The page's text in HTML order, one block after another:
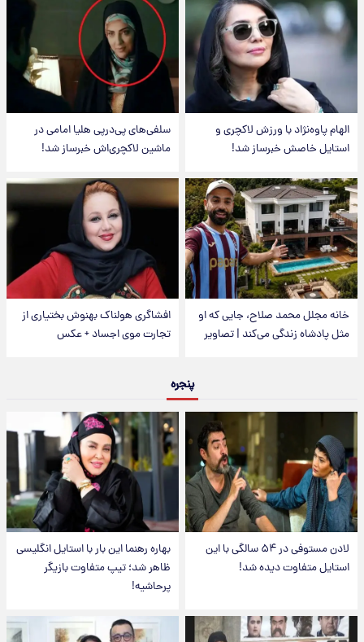
الهام پاوه‌نژاد با ورزش لاکچری و
استایل خاصش خبرساز شد!
سلفی‌های پی‌درپی هلیا امامی در
ماشین لاکچری‌اش خبرساز شد!
خانه مجلل محمد صلاح، جایی که او
مثل پادشاه زندگی می‌کند | تصاویر
افشاگری هولناک بهنوش بختیاری از
تجارت موی اجساد + عکس
پنجره
لادن مستوفی در ۵۴ سالگی با این
استایل متفاوت دیده شد!
بهاره رهنما این بار با استایل انگلیسی
ظاهر شد؛ تیپ متفاوت بازیگر
پرحاشیه!